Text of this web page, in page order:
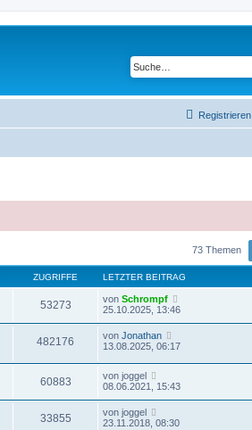
Registrieren
73 Themen
ZUGRIFFE LETZTER BEITRAG
53273 von Schrompf
25.10.2025, 13:46
482176 von Jonathan
13.08.2025, 06:17
60883 von joggel
08.06.2021, 15:43
33855 von joggel
23.11.2018, 08:30